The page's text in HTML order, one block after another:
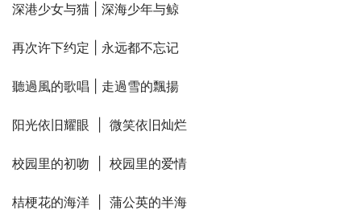
深港少女与猫 | 深海少年与鲸
再次许下约定 | 永远都不忘记
聽過風的歌唱 | 走過雪的飄揚
阳光依旧耀眼  |  微笑依旧灿烂
校园里的初吻  |  校园里的爱情
桔梗花的海洋  |  蒲公英的半海